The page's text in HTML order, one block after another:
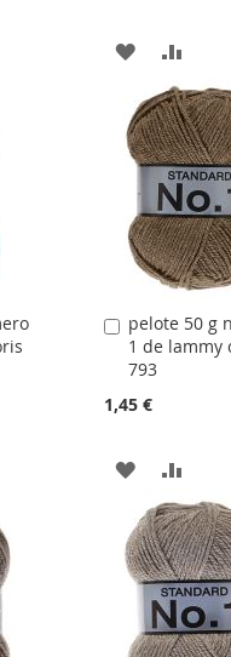
AJOUTER
LA
LISTE
D'ACHATS
AU
pelote 50 g
1 de lammy
793
1,45 €
Ajouter
au
panier
AJOUTER
À
LA
LISTE
D'ACHATS
AU